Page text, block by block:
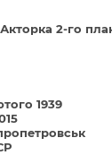
Акторка 2-го
1939